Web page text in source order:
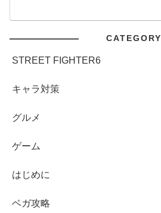
CATEGORY
STREET FIGHTER6
キャラ対策
グルメ
ゲーム
はじめに
ベガ攻略